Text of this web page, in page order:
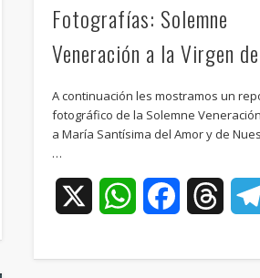
Fotografías: Solemne
Veneración a la Virgen
A continuación les mostramos un
fotográfico de la Solemne
a María Santísima del Amor y de
…
WhatsAppFacebook